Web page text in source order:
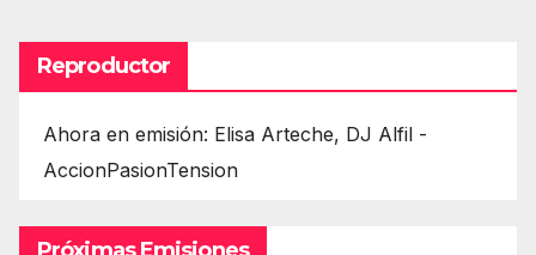
Reproductor
Ahora en emisión: Elisa Arteche, DJ Alfil -
AccionPasionTension